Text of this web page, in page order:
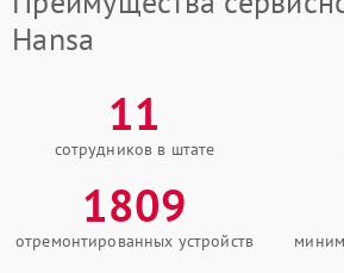
Hansa
11
сотрудников в штате
1809
отремонтированных устройств